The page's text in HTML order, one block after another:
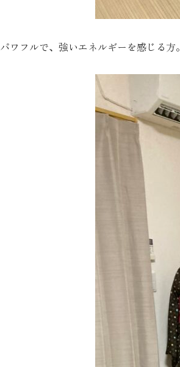
パワフルで、強いエネルギーを感じる方。